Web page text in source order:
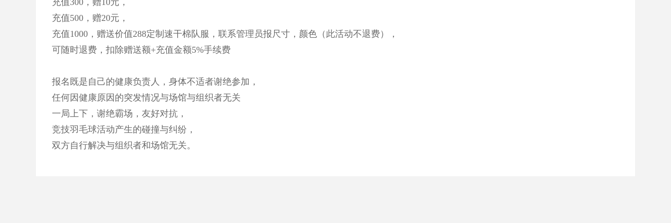
充值300，赠10元，
充值500，赠20元，
充值1000，赠送价值288定制速干棉队服，联系管理员报尺寸，颜色（此活动不退费），
可随时退费，扣除赠送额+充值金额5%手续费
报名既是自己的健康负责人，身体不适者谢绝参加，
任何因健康原因的突发情况与场馆与组织者无关
一局上下，谢绝霸场，友好对抗，
竞技羽毛球活动产生的碰撞与纠纷，
双方自行解决与组织者和场馆无关。